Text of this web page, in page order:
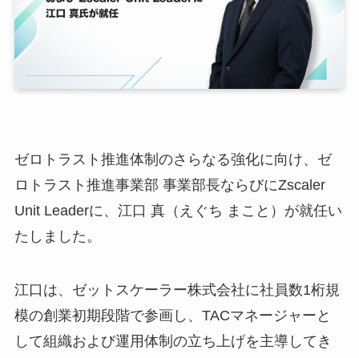
ゼロトラスト推進体制のさらなる強化に向け、ゼ
ロトラスト推進事業部 事業部長ならびにZscaler
Unit Leaderに、江口 真（えぐち まこと）が就任い
たしました。
江口は、ゼットスケーラー株式会社に社員数1桁規
模の創業初期段階で参画し、TACマネージャーと
して組織および運用体制の立ち上げを主導してき